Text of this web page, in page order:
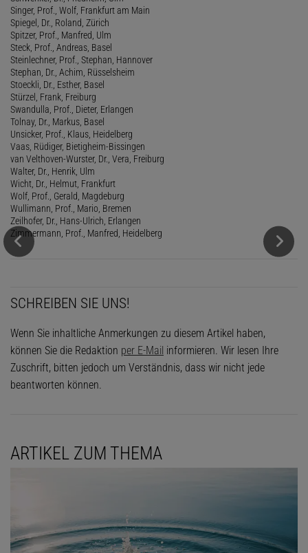
Singer, Prof., Wolf, Frankfurt am Main
Spiegel, Dr., Roland, Zürich
Spitzer, Prof., Manfred, Ulm
Steck, Prof., Andreas, Basel
Steinlechner, Prof., Stephan, Hannover
Stephan, Dr., Achim, Rüsselsheim
Stoeckli, Dr., Esther, Basel
Stürzel, Frank, Freiburg
Swandulla, Prof., Dieter, Erlangen
Tolnay, Dr., Markus, Basel
Unsicker, Prof., Klaus, Heidelberg
Vaas, Rüdiger, Bietigheim-Bissingen
van Velthoven-Wurster, Dr., Vera, Freiburg
Walter, Dr., Henrik, Ulm
Wicht, Dr., Helmut, Frankfurt
Wolf, Prof., Gerald, Magdeburg
Wullimann, Prof., Mario, Bremen
Zeilhofer, Dr., Hans-Ulrich, Erlangen
Zimmermann, Prof., Manfred, Heidelberg
SCHREIBEN SIE UNS!
Wenn Sie inhaltliche Anmerkungen zu diesem Artikel haben,
können Sie die Redaktion per E-Mail informieren. Wir lesen Ihre
Zuschrift, bitten jedoch um Verständnis, dass wir nicht jede
beantworten können.
ARTIKEL ZUM THEMA